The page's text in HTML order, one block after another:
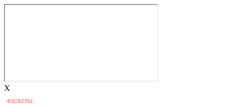
X
ФИЛЬТРЫ: